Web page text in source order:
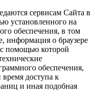
сервисам Сайта в
установленного на
обеспечения, в том
информация о браузере
помощью которой
обеспечения,
доступа к
и иная подобная